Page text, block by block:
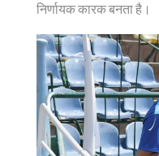
निर्णायक कारक बनता है।